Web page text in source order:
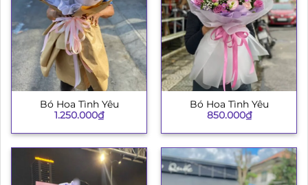
Bó Hoa Tình Yêu
1.250.000₫
Bó Hoa Tình Yêu
850.000₫